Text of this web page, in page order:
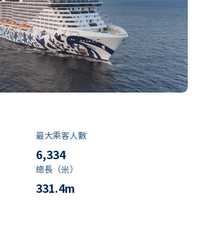
最大乘客人數
6,334
總長（米）
331.4m